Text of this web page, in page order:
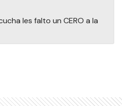
les falto un CERO a la